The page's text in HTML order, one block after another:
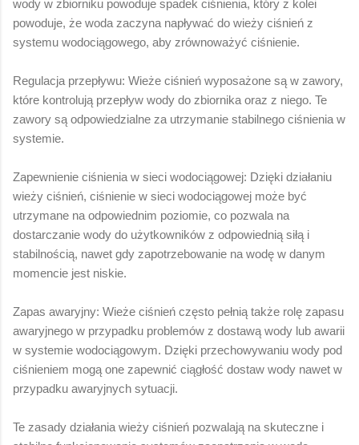
wody w zbiorniku powoduje spadek ciśnienia, który z kolei
powoduje, że woda zaczyna napływać do wieży ciśnień z
systemu wodociągowego, aby zrównoważyć ciśnienie.
Regulacja przepływu: Wieże ciśnień wyposażone są w zawory,
które kontrolują przepływ wody do zbiornika oraz z niego. Te
zawory są odpowiedzialne za utrzymanie stabilnego ciśnienia w
systemie.
Zapewnienie ciśnienia w sieci wodociągowej: Dzięki działaniu
wieży ciśnień, ciśnienie w sieci wodociągowej może być
utrzymane na odpowiednim poziomie, co pozwala na
dostarczanie wody do użytkowników z odpowiednią siłą i
stabilnością, nawet gdy zapotrzebowanie na wodę w danym
momencie jest niskie.
Zapas awaryjny: Wieże ciśnień często pełnią także rolę zapasu
awaryjnego w przypadku problemów z dostawą wody lub awarii
w systemie wodociągowym. Dzięki przechowywaniu wody pod
ciśnieniem mogą one zapewnić ciągłość dostaw wody nawet w
przypadku awaryjnych sytuacji.
Te zasady działania wieży ciśnień pozwalają na skuteczne i